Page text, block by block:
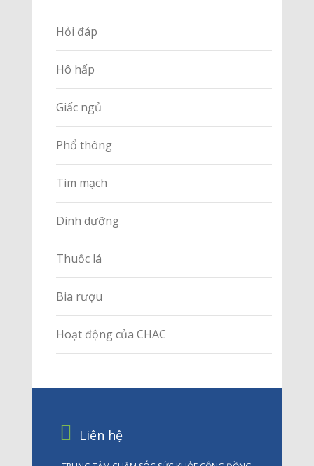
Hỏi đáp
Hô hấp
Giấc ngủ
Phổ thông
Tim mạch
Dinh dưỡng
Thuốc lá
Bia rượu
Hoạt động của CHAC
Liên hệ